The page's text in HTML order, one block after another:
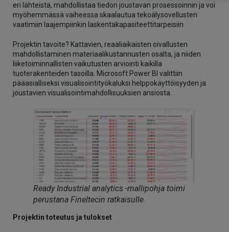
eri lähteistä, mahdollistaa tiedon joustavan prosessoinnin ja voi
myöhemmässä vaiheessa skaalautua tekoälysovellusten
vaatimiin laajempiinkin laskentakapasiteettitarpeisiin.
Projektin tavoite? Kattavien, reaaliaikaisten oivallusten
mahdollistaminen materiaalikustannusten osalta, ja niiden
liiketoiminnallisten vaikutusten arviointi kaikilla
tuoterakenteiden tasoilla. Microsoft Power BI valittiin
pääasialliseksi visualisointityökaluksi helppokäyttöisyyden ja
joustavien visualisointimahdollisuuksien ansiosta.
Ready Industrial analytics -mallipohja toimi
perustana Fineltecin ratkaisulle.
Projektin toteutus ja tulokset